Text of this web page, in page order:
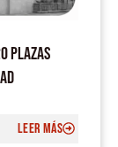
PLAZAS
LEER MÁS